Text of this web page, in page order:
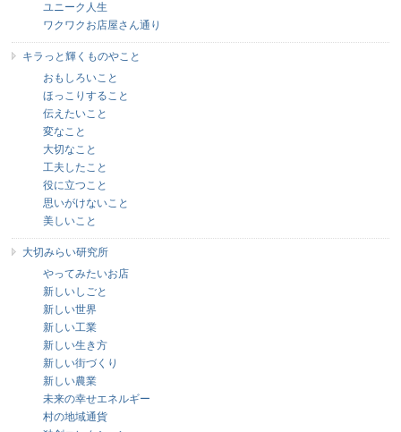
ユニーク人生
ワクワクお店屋さん通り
キラっと輝くものやこと
おもしろいこと
ほっこりすること
伝えたいこと
変なこと
大切なこと
工夫したこと
役に立つこと
思いがけないこと
美しいこと
大切みらい研究所
やってみたいお店
新しいしごと
新しい世界
新しい工業
新しい生き方
新しい街づくり
新しい農業
未来の幸せエネルギー
村の地域通貨